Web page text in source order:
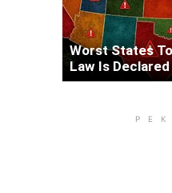
Worst States
Law Is Declared